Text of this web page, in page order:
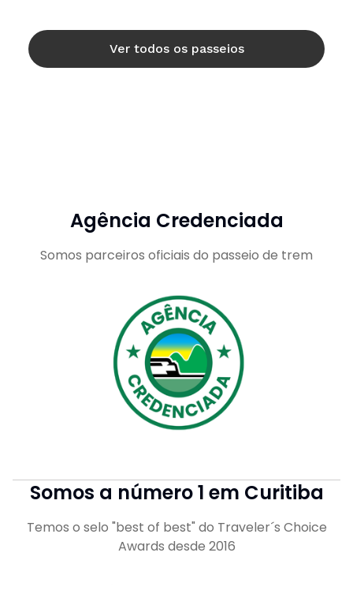
Ver todos os passeios
Agência Credenciada
Somos parceiros oficiais do passeio de trem
Somos a número 1 em Curitiba
Temos o selo "best of best" do Traveler´s Choice
Awards desde 2016